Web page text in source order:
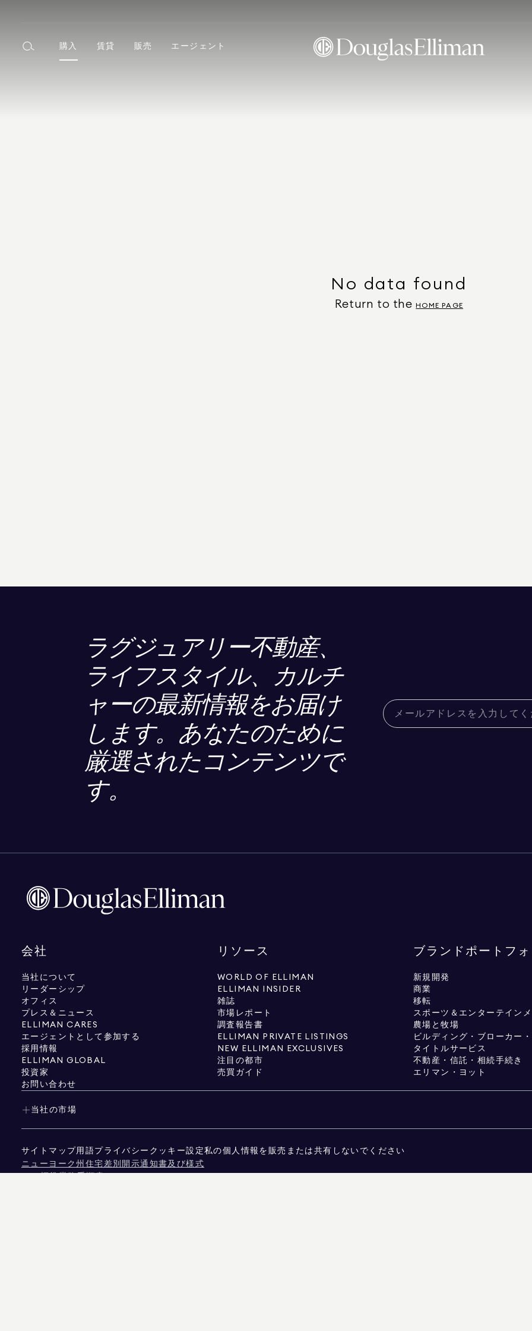
購入 賃貸 販売 エージェント
No data found
Return to the HOME PAGE
ラグジュアリー不動産、
ライフスタイル、カルチ
ャーの最新情報をお届け
します。あなたのために
厳選されたコンテンツで
す。
会社
当社について
リーダーシップ
オフィス
プレス＆ニュース
ELLIMAN CARES
エージェントとして参加する
採用情報
ELLIMAN GLOBAL
投資家
お問い合わせ
リソース
WORLD OF ELLIMAN
ELLIMAN INSIDER
雑誌
市場レポート
調査報告書
ELLIMAN PRIVATE LISTINGS
NEW ELLIMAN EXCLUSIVES
注目の都市
売買ガイド
ブランドポートフォ
新規開発
商業
移転
スポーツ＆エンターテインメ
農場と牧場
ビルディング・ブローカー
タイトルサービス
不動産・信託・相続手続き
エリマン・ヨット
当社の市場
サイトマップ 用語プライバシー クッキー設定私の個人情報を販売または共有しないでください
ニューヨーク州住宅差別開示通知書及び様式